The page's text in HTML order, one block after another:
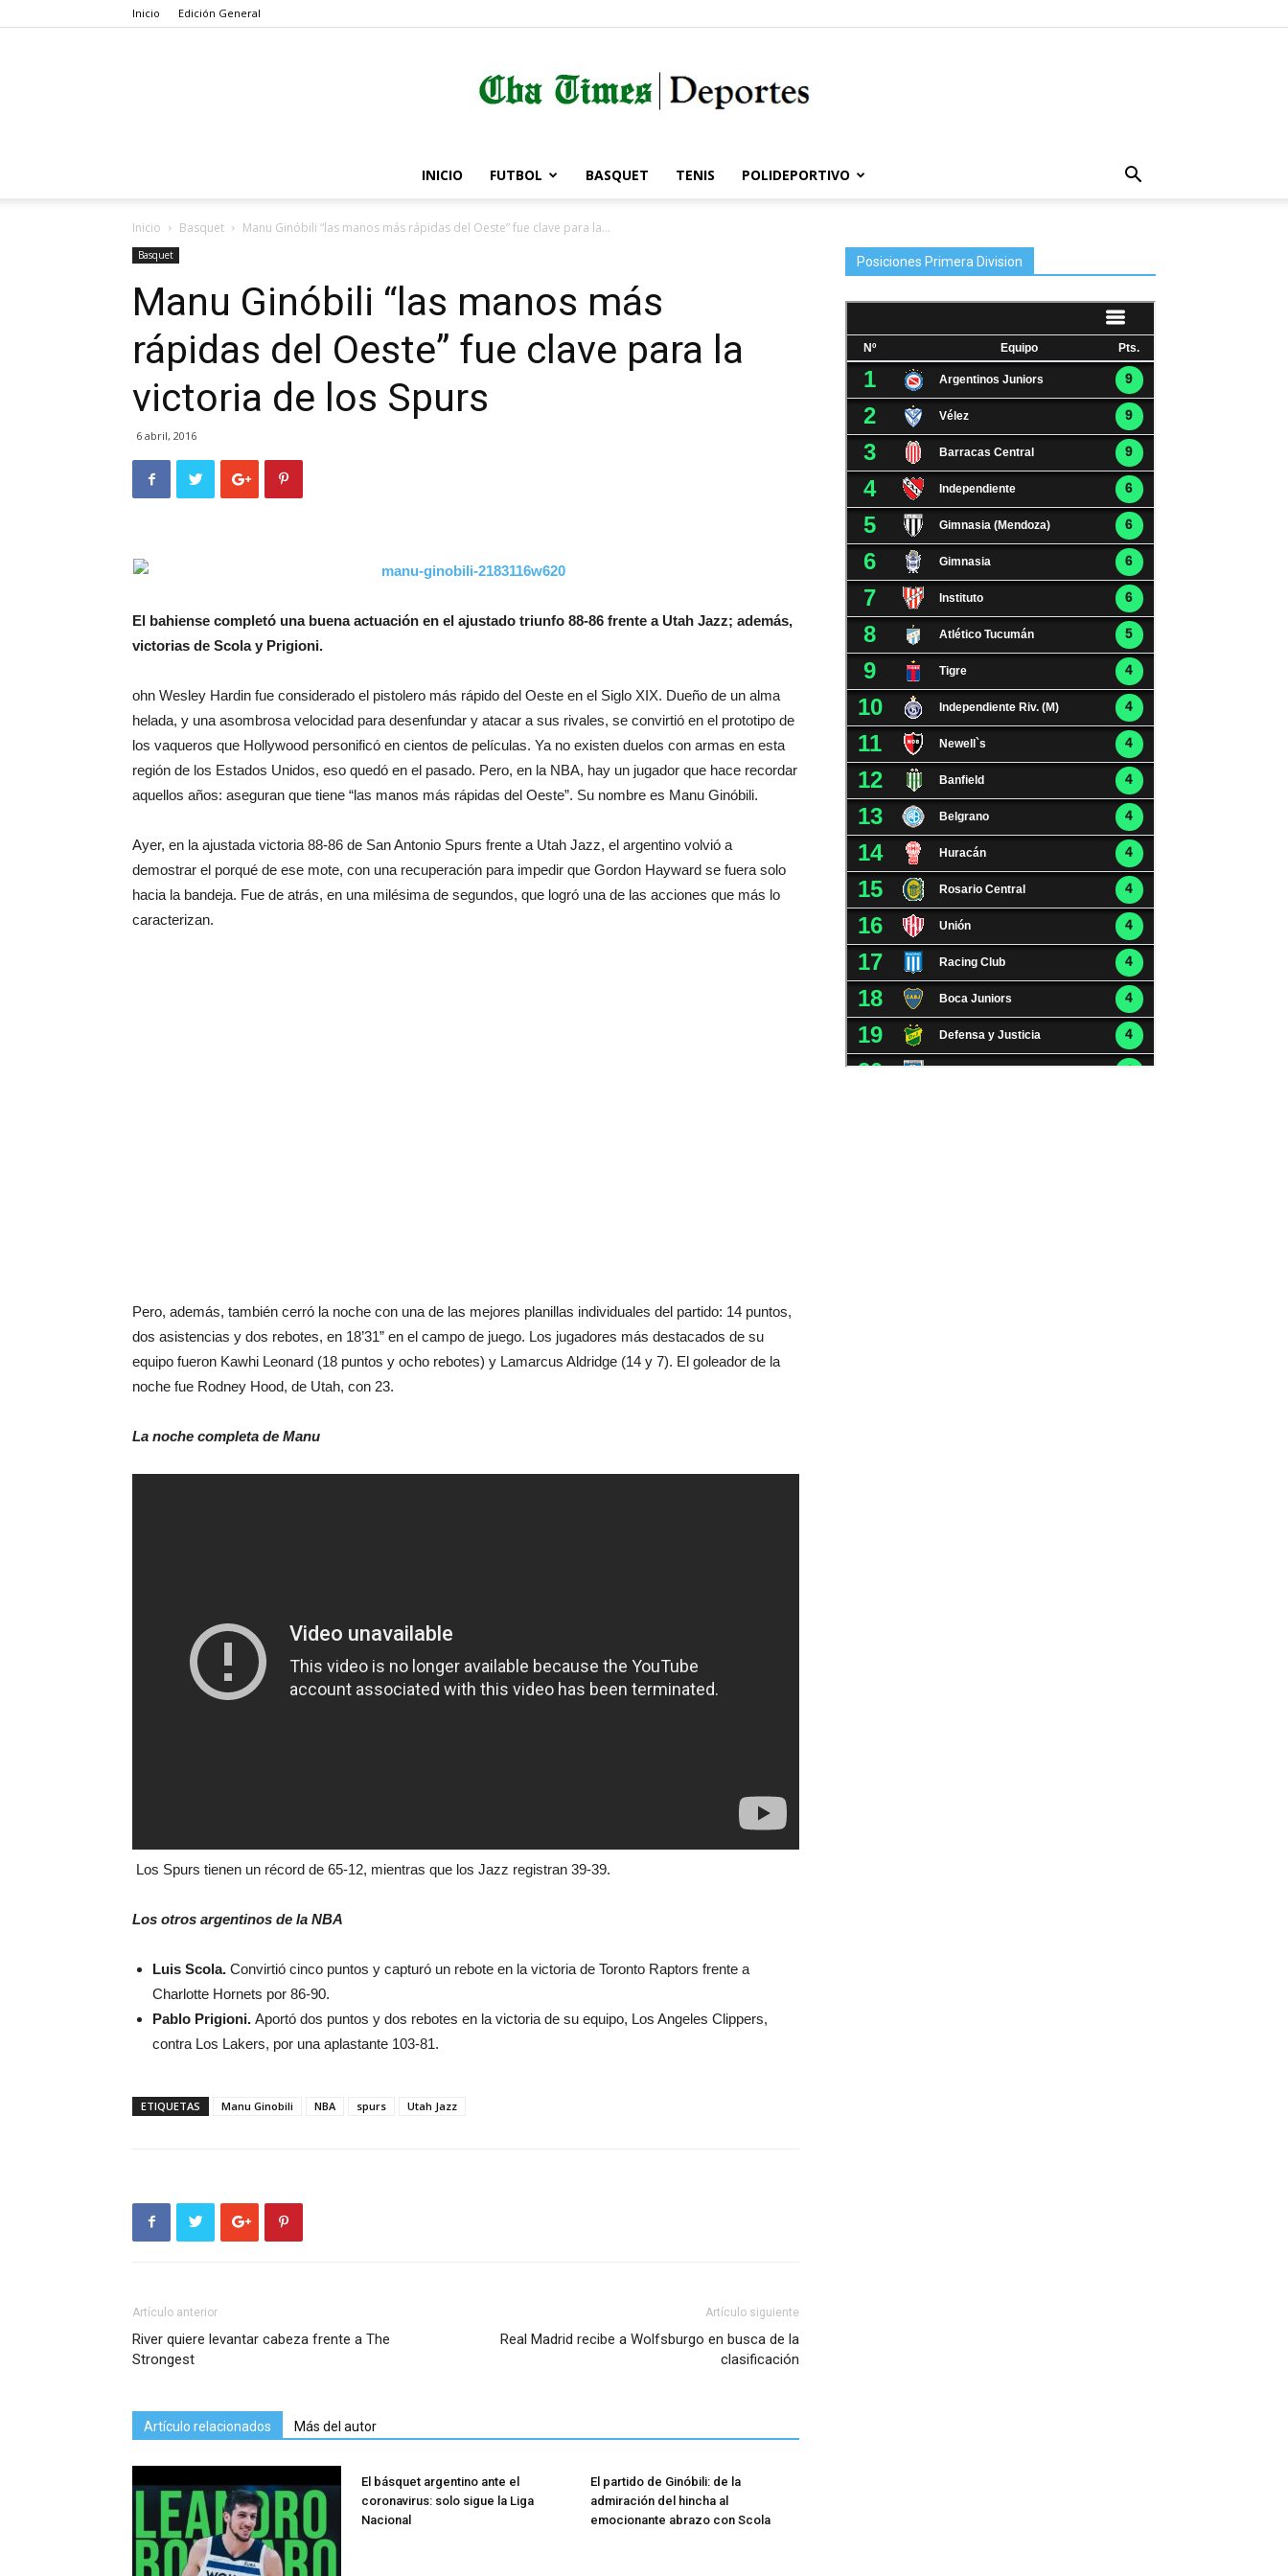
Inicio Edición General
Córdoba
Times
INICIO FUTBOL BASQUET TENIS POLIDEPORTIVO
Inicio Basquet Manu Ginóbili “las manos más rápidas del Oeste” fue clave para la...
Basquet
Manu Ginóbili “las manos más
rápidas del Oeste” fue clave para la
victoria de los Spurs
6 abril, 2016
El bahiense completó una buena actuación en el ajustado triunfo 88-86 frente a Utah Jazz; además,
victorias de Scola y Prigioni.
ohn Wesley Hardin fue considerado el pistolero más rápido del Oeste en el Siglo XIX. Dueño de un alma
helada, y una asombrosa velocidad para desenfundar y atacar a sus rivales, se convirtió en el prototipo de
los vaqueros que Hollywood personificó en cientos de películas. Ya no existen duelos con armas en esta
región de los Estados Unidos, eso quedó en el pasado. Pero, en la NBA, hay un jugador que hace recordar
aquellos años: aseguran que tiene “las manos más rápidas del Oeste”. Su nombre es Manu Ginóbili.
Ayer, en la ajustada victoria 88-86 de San Antonio Spurs frente a Utah Jazz, el argentino volvió a
demostrar el porqué de ese mote, con una recuperación para impedir que Gordon Hayward se fuera solo
hacia la bandeja. Fue de atrás, en una milésima de segundos, que logró una de las acciones que más lo
caracterizan.
Pero, además, también cerró la noche con una de las mejores planillas individuales del partido: 14 puntos,
dos asistencias y dos rebotes, en 18’31” en el campo de juego. Los jugadores más destacados de su
equipo fueron Kawhi Leonard (18 puntos y ocho rebotes) y Lamarcus Aldridge (14 y 7). El goleador de la
noche fue Rodney Hood, de Utah, con 23.
La noche completa de Manu
Los Spurs tienen un récord de 65-12, mientras que los Jazz registran 39-39.
Los otros argentinos de la NBA
Luis Scola. Convirtió cinco puntos y capturó un rebote en la victoria de Toronto Raptors frente a
Charlotte Hornets por 86-90.
Pablo Prigioni. Aportó dos puntos y dos rebotes en la victoria de su equipo, Los Angeles Clippers,
contra Los Lakers, por una aplastante 103-81.
ETIQUETAS Manu Ginobili NBA spurs Utah Jazz
Artículo anterior
River quiere levantar cabeza frente a The
Strongest
Artículo siguiente
Real Madrid recibe a Wolfsburgo en busca de la
clasificación
Artículo relacionados Más del autor
El básquet argentino ante el
coronavirus: solo sigue la Liga
Nacional
El partido de Ginóbili: de la
admiración del hincha al
emocionante abrazo con Scola
Posiciones Primera Division